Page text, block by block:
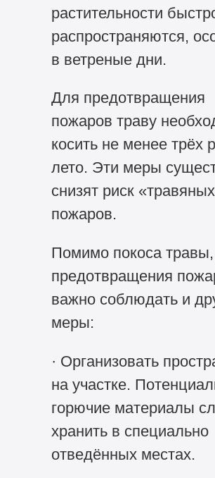
растительности
распространяются,
в ветреные дни.
Для предотвращения
пожаров траву
косить не менее трёх
лето. Эти меры
снизят риск
пожаров.
Помимо покоса
предотвращения
важно соблюдать и
меры:
· Организовать
на участке.
горючие материалы
хранить в специально
отведённых местах.